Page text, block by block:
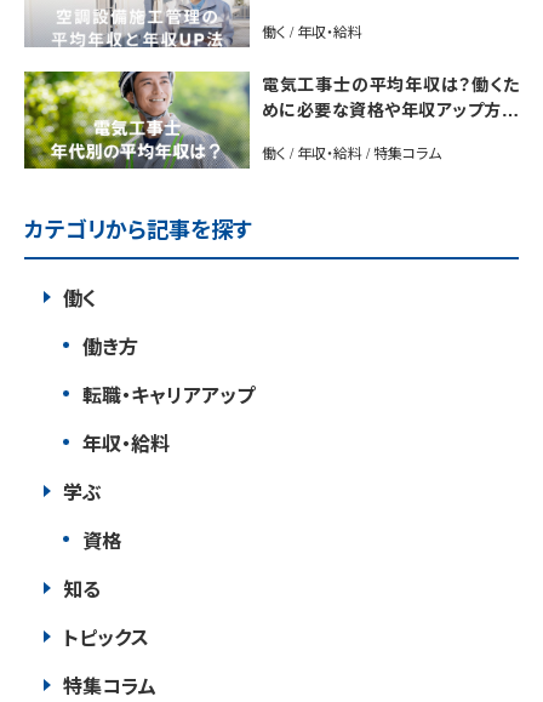
働く / 年収・給料
電気工事士の平均年収は？働くた
めに必要な資格や年収アップ方法
働く / 年収・給料 / 特集コラム
カテゴリから記事を探す
働く
働き方
転職・キャリアアップ
年収・給料
学ぶ
資格
知る
トピックス
特集コラム